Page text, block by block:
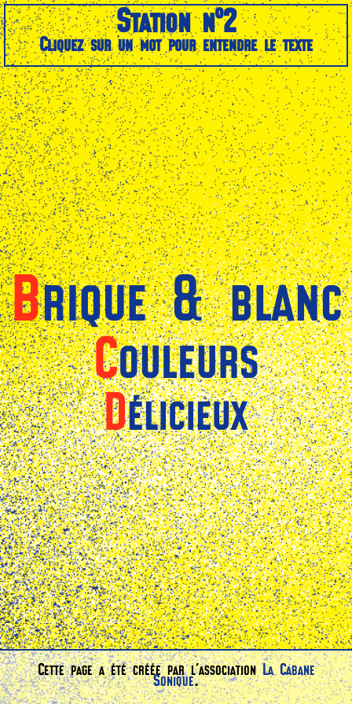
Station n°2
Cliquez sur un mot pour entendre le texte
Brique & blanc
Couleurs
Délicieux
Cette page a été créée par l'associationLa Cabane
Sonique.